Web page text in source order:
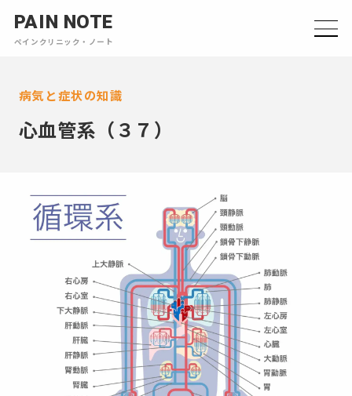
PAIN NOTE
ペインクリニック・ノート
病気と症状の知識
心血管系（３７）